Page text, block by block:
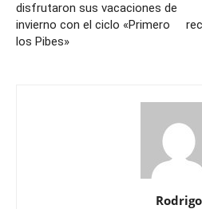
disfrutaron sus vacaciones de
invierno con el ciclo «Primero
los Pibes»
Rodrigo